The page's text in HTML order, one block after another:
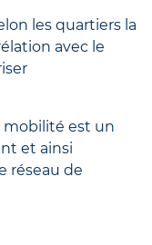
les quartiers la
avec le
mobilité est un
et ainsi
réseau de